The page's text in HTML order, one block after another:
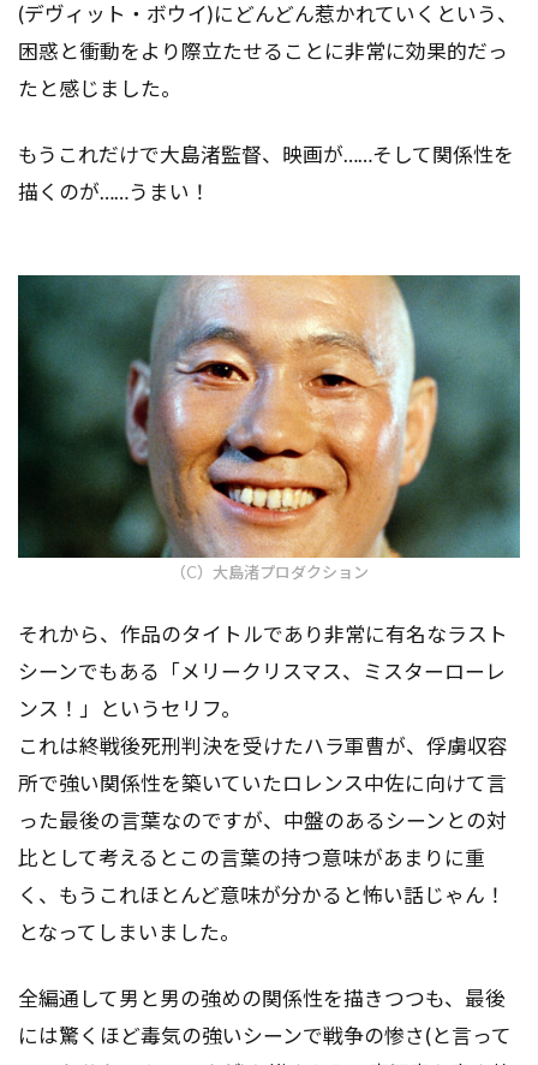
(デヴィット・ボウイ)にどんどん惹かれていくという、
困惑と衝動をより際立たせることに非常に効果的だっ
たと感じました。
もうこれだけで大島渚監督、映画が……そして関係性を
描くのが……うまい！
（C）大島渚プロダクション
それから、作品のタイトルであり非常に有名なラスト
シーンでもある「メリークリスマス、ミスターローレ
ンス！」というセリフ。
これは終戦後死刑判決を受けたハラ軍曹が、俘虜収容
所で強い関係性を築いていたロレンス中佐に向けて言
った最後の言葉なのですが、中盤のあるシーンとの対
比として考えるとこの言葉の持つ意味があまりに重
く、もうこれほとんど意味が分かると怖い話じゃん！
となってしまいました。
全編通して男と男の強めの関係性を描きつつも、最後
には驚くほど毒気の強いシーンで戦争の惨さ(と言って